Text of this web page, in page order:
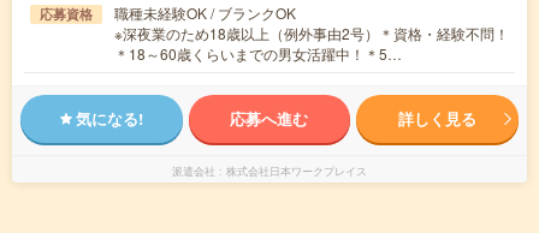
応募資格
職種未経験OK / ブランクOK
※深夜業のため18歳以上（例外事由2号）＊資格・経験不問！
＊18～60歳くらいまでの男女活躍中！＊5…
気になる! 応募へ進む 詳しく見る
派遣会社 株式会社日本ワークプレイス